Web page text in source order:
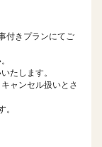
付きプランにてご
たします。
ャンセル扱いとさ
。